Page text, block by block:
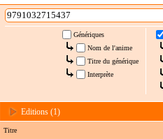
Génériques
Nom de l'anime
Titre du générique
Interprète
Editions (1)
Titre